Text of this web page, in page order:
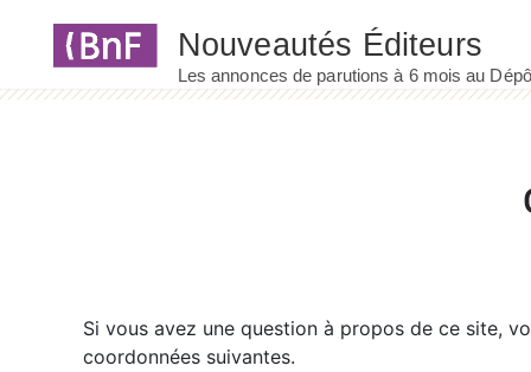
Si vous avez une question à propos de ce site,
coordonnées suivantes.